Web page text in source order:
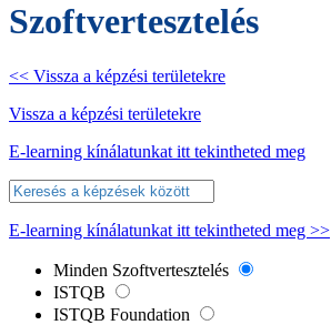
Szoftvertesztelés
<< Vissza a képzési területekre
Vissza a képzési területekre
E-learning kínálatunkat itt tekintheted meg
E-learning kínálatunkat itt tekintheted meg >>
Minden Szoftvertesztelés
ISTQB
ISTQB Foundation